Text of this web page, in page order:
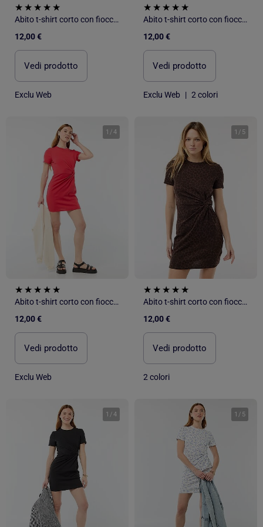
Abito t-shirt corto con fiocco fantasia
12,00 €
Vedi prodotto
Exclu Web
Abito t-shirt corto con fiocco fantasia
12,00 €
Vedi prodotto
Exclu Web | 2 colori
1 /4
Abito t-shirt corto con fiocco fantasia
12,00 €
Vedi prodotto
Exclu Web
1 / 5
Abito t-shirt corto con fiocco fantasia
12,00 €
Vedi prodotto
2 colori
1 /4 1 / 5